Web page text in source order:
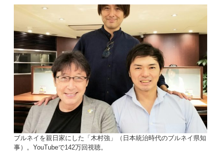
ブルネイを親日家にした「木村強」（日本統治時代のブルネイ県知
事）。YouTubeで142万回視聴。